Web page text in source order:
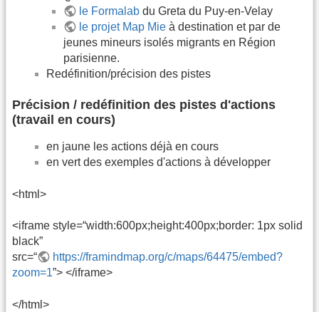
le Formalab du Greta du Puy-en-Velay
le projet Map Mie à destination et par de
jeunes mineurs isolés migrants en Région
parisienne.
Redéfinition/précision des pistes
Précision / redéfinition des pistes d'actions
(travail en cours)
en jaune les actions déjà en cours
en vert des exemples d'actions à développer
<html>
<iframe style=“width:600px;height:400px;border: 1px solid
black”
src=“
https://framindmap.org/c/maps/64475/embed?
zoom=1”> </iframe>
</html>